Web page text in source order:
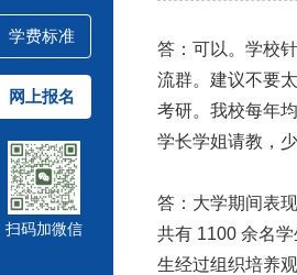
学费标准
网上报名
扫码加微信
答：可以。学校
流群。建议不要
考研。我校每年
学长学姐请教，
答：大学期间表
共有 1100 余名
生经过组织培养